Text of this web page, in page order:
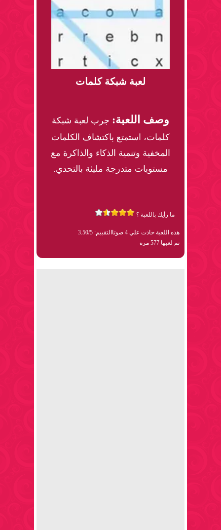
لعبة شبكة كلمات
وصف اللعبة: جرب لعبة شبكة
كلمات، استمتع باكتشاف الكلمات
المخفية وتنمية الذكاء والذاكرة مع
مستويات متدرجة مليئة بالتحدي.
ما رأيك باللعبة ؟
هذه اللعبة حاذت علي 4 صوتا
التقييم: 3.50/5
تم لعبها 577 مره